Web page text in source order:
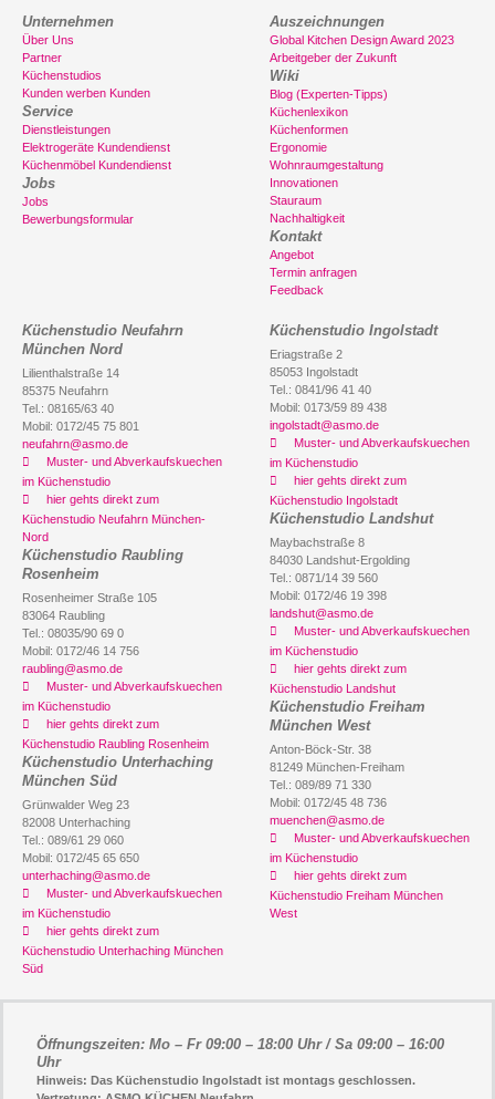
Unternehmen
Über Uns
Partner
Küchenstudios
Kunden werben Kunden
Service
Dienstleistungen
Elektrogeräte Kundendienst
Küchenmöbel Kundendienst
Jobs
Jobs
Bewerbungsformular
Auszeichnungen
Global Kitchen Design Award 2023
Arbeitgeber der Zukunft
Wiki
Blog (Experten-Tipps)
Küchenlexikon
Küchenformen
Ergonomie
Wohnraumgestaltung
Innovationen
Stauraum
Nachhaltigkeit
Kontakt
Angebot
Termin anfragen
Feedback
Küchenstudio Neufahrn
München Nord
Lilienthalstraße 14
85375 Neufahrn
Tel.: 08165/63 40
Mobil: 0172/45 75 801
neufahrn@asmo.de
Muster- und Abverkaufskuechen
im Küchenstudio
hier gehts direkt zum
Küchenstudio Neufahrn München-
Nord
Küchenstudio Raubling
Rosenheim
Rosenheimer Straße 105
83064 Raubling
Tel.: 08035/90 69 0
Mobil: 0172/46 14 756
raubling@asmo.de
Muster- und Abverkaufskuechen
im Küchenstudio
hier gehts direkt zum
Küchenstudio Raubling Rosenheim
Küchenstudio Unterhaching
München Süd
Grünwalder Weg 23
82008 Unterhaching
Tel.: 089/61 29 060
Mobil: 0172/45 65 650
unterhaching@asmo.de
Muster- und Abverkaufskuechen
im Küchenstudio
hier gehts direkt zum
Küchenstudio Unterhaching München
Süd
Küchenstudio Ingolstadt
Eriagstraße 2
85053 Ingolstadt
Tel.: 0841/96 41 40
Mobil: 0173/59 89 438
ingolstadt@asmo.de
Muster- und Abverkaufskuechen
im Küchenstudio
hier gehts direkt zum
Küchenstudio Ingolstadt
Küchenstudio Landshut
Maybachstraße 8
84030 Landshut-Ergolding
Tel.: 0871/14 39 560
Mobil: 0172/46 19 398
landshut@asmo.de
Muster- und Abverkaufskuechen
im Küchenstudio
hier gehts direkt zum
Küchenstudio Landshut
Küchenstudio Freiham
München West
Anton-Böck-Str. 38
81249 München-Freiham
Tel.: 089/89 71 330
Mobil: 0172/45 48 736
muenchen@asmo.de
Muster- und Abverkaufskuechen
im Küchenstudio
hier gehts direkt zum
Küchenstudio Freiham München
West
Öffnungszeiten: Mo – Fr 09:00 – 18:00 Uhr / Sa 09:00 – 16:00
Uhr
Hinweis: Das Küchenstudio Ingolstadt ist montags geschlossen.